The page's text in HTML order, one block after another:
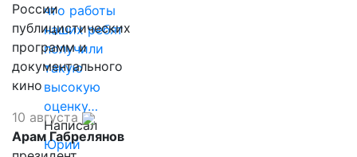
что работы
наших ребят
получили
такую
высокую
оценку…
Написал
Юрий
России
публицистических
программ и
документального
кино
10 августа
Арам Габрелянов